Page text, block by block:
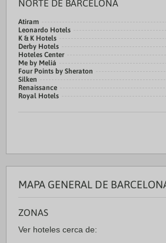
NORTE DE BARCELONA
Atiram
Leonardo Hotels
K & K Hotels
Derby Hotels
Hoteles Center
Me by Meliá
Four Points by Sheraton
Silken
Renaissance
Royal Hotels
MAPA GENERAL DE
ZONAS
Ver hoteles cerca de: